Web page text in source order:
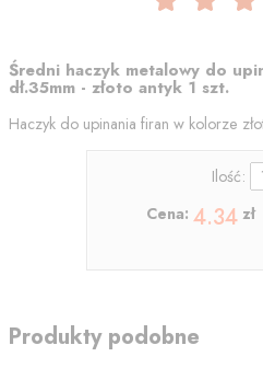
Średni haczyk metalowy do
dł.35mm - złoto antyk 1 szt.
Haczyk do upinania firan w kolorze
Ilość:
Cena: 4.34 zł
Produkty podobne